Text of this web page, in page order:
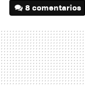
8 comentarios